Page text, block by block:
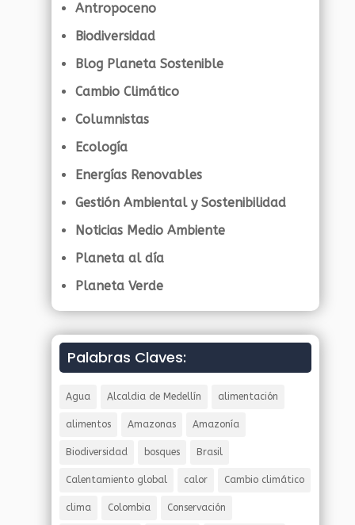
Antropoceno
Biodiversidad
Blog Planeta Sostenible
Cambio Climático
Columnistas
Ecología
Energías Renovables
Gestión Ambiental y Sostenibilidad
Noticias Medio Ambiente
Planeta al día
Planeta Verde
Palabras Claves:
Agua Alcaldia de Medellín alimentación
alimentos Amazonas Amazonía
Biodiversidad bosques Brasil
Calentamiento global calor Cambio climático
clima Colombia Conservación